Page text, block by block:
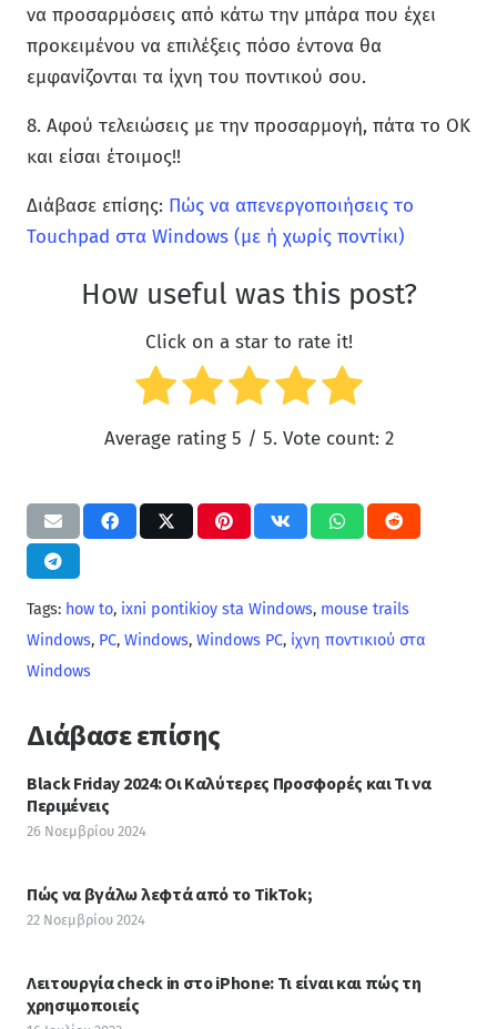
να προσαρμόσεις από κάτω την μπάρα που έχει
προκειμένου να επιλέξεις πόσο έντονα θα
εμφανίζονται τα ίχνη του ποντικού σου.
8. Αφού τελειώσεις με την προσαρμογή, πάτα το OK
και είσαι έτοιμος!!
Διάβασε επίσης: Πώς να απενεργοποιήσεις το
Touchpad στα Windows (με ή χωρίς ποντίκι)
How useful was this post?
Click on a star to rate it!
Average rating 5 / 5. Vote count: 2
Tags: how to, ixni pontikioy sta Windows, mouse trails
Windows, PC, Windows, Windows PC, ίχνη ποντικιού στα
Windows
Διάβασε επίσης
Black Friday 2024: Οι Καλύτερες Προσφορές και Τι να
Περιμένεις
26 Νοεμβρίου 2024
Πώς να βγάλω λεφτά από το TikTok;
22 Νοεμβρίου 2024
Λειτουργία check in στο iPhone: Τι είναι και πώς τη
χρησιμοποιείς